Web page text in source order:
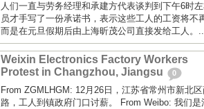
人们一直与劳务经理和承建方代表谈判到下午6时
员才手写了一份承诺书，表示这些工人的工资将不
而是在元旦假期后由上海昕茂公司直接发给工人。
Weixin Electronics Factory Workers
Protest in Changzhou, Jiangsu
0
From ZGMLHGM: 12月26日，江苏省常州市新北
路，工人到镇政府门口讨薪。 From Weibo: 我们